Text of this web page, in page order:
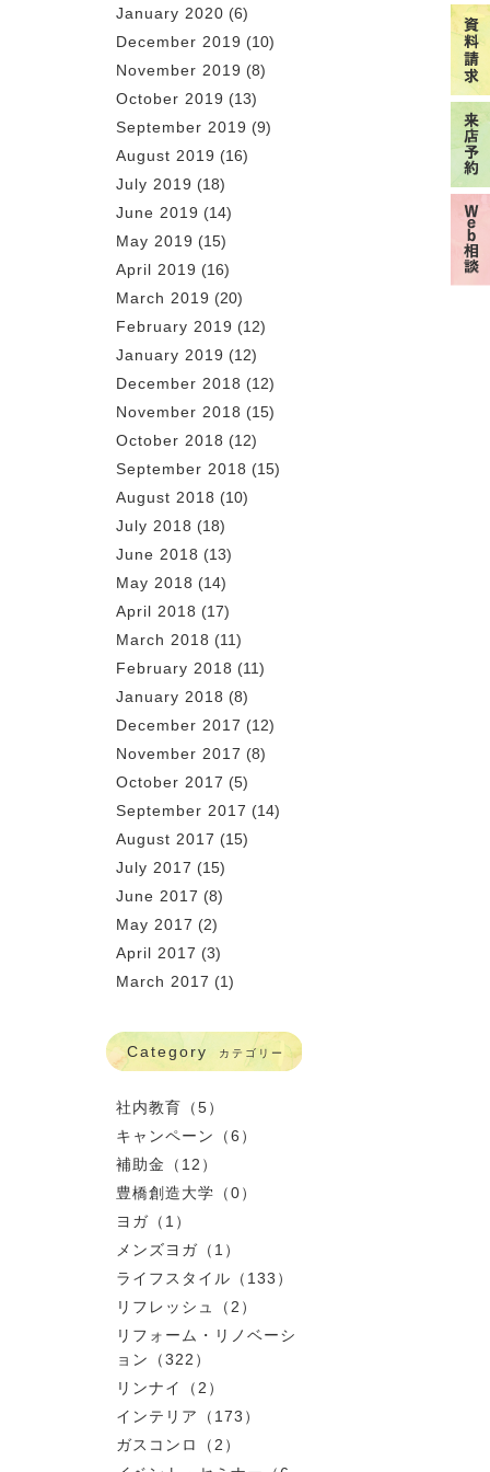
January 2020 (6)
December 2019 (10)
November 2019 (8)
October 2019 (13)
September 2019 (9)
August 2019 (16)
July 2019 (18)
June 2019 (14)
May 2019 (15)
April 2019 (16)
March 2019 (20)
February 2019 (12)
January 2019 (12)
December 2018 (12)
November 2018 (15)
October 2018 (12)
September 2018 (15)
August 2018 (10)
July 2018 (18)
June 2018 (13)
May 2018 (14)
April 2018 (17)
March 2018 (11)
February 2018 (11)
January 2018 (8)
December 2017 (12)
November 2017 (8)
October 2017 (5)
September 2017 (14)
August 2017 (15)
July 2017 (15)
June 2017 (8)
May 2017 (2)
April 2017 (3)
March 2017 (1)
Category カテゴリー
社内教育（5）
キャンペーン（6）
補助金（12）
豊橋創造大学（0）
ヨガ（1）
メンズヨガ（1）
ライフスタイル（133）
リフレッシュ（2）
リフォーム・リノベーシ
ョン（322）
リンナイ（2）
インテリア（173）
ガスコンロ（2）